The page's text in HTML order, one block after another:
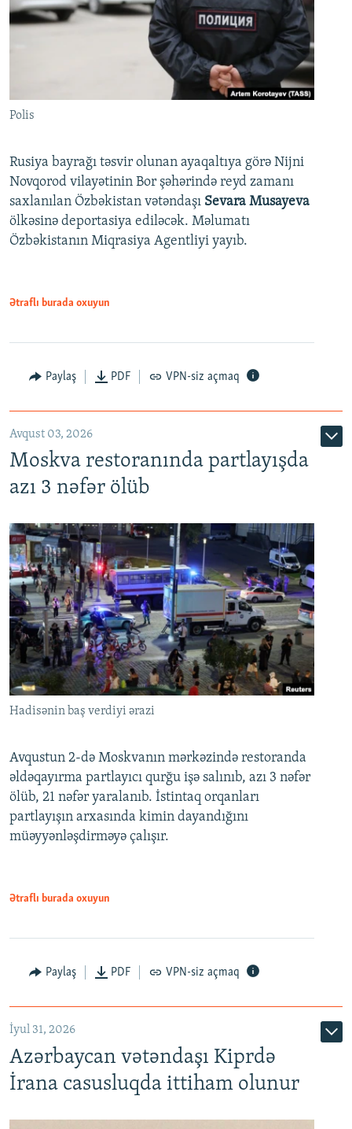
Polis
Rusiya bayrağı təsvir olunan ayaqaltıya görə Nijni
Novqorod vilayətinin Bor şəhərində reyd zamanı
saxlanılan Özbəkistan vətəndaşı Sevara Musayeva
ölkəsinə deportasiya ediləcək. Məlumatı
Özbəkistanın Miqrasiya Agentliyi yayıb.
Ətraflı burada oxuyun
Paylaş PDF VPN-siz açmaq
Avqust 03, 2026
Moskva restoranında partlayışda
azı 3 nəfər ölüb
Hadisənin baş verdiyi ərazi
Avqustun 2-də Moskvanın mərkəzində restoranda
əldəqayırma partlayıcı qurğu işə salınıb, azı 3 nəfər
ölüb, 21 nəfər yaralanıb. İstintaq orqanları
partlayışın arxasında kimin dayandığını
müəyyənləşdirməyə çalışır.
Ətraflı burada oxuyun
Paylaş PDF VPN-siz açmaq
İyul 31, 2026
Azərbaycan vətəndaşı Kiprdə
İrana casusluqda ittiham olunur